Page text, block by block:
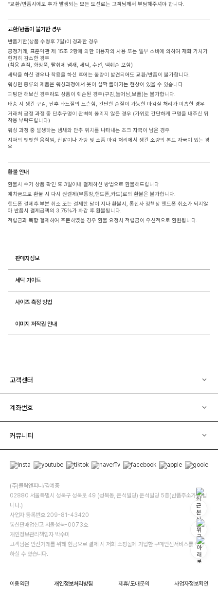
*교환/반품시에도 추가 발생되는 모든 도선료는 고객님께서 부담해주셔야 합니다.
교환/반품이 불가한 경우
반품기한(상품 수령후 7일)이 경과한 경우
공정거래, 표준약관 제 15조 2항에 의한 이용자의 사용 또는 일부 소비에 의하여 재화 가치가
현저히 감소한 경우
(착용 흔적, 화장품, 탈취제 냄새, 세탁, 수선, 택훼손 포함)
세탁을 하신 경우나 착용을 하신 후에는 불량이 발견되어도 교환/반품이 불가합니다.
워싱면 종류의 제품은 워싱과정에서 옷이 살짝 돌아가는 현상이 있을 수 있습니다.
피팅만 해보신 경우라도 상품이 훼손된 경우(구김,늘어남,보풀)는 불가합니다.
배송 시 생긴 구김, 단추 바느질의 느슨함, 간단한 손질이 가능한 마감실 처리가 미흡한 경우
거래처 공정 과정 중 단추구멍이 완벽히 뚫리지 않은 경우 (가위로 간단하게 구멍을 내주신 뒤
착용 부탁드립니다)
워싱 과정 중 발생하는 냄새와 단추 위치를 나타내는 초크 자국이 남은 경우
지퍼의 뻣뻣한 움직임, 신발이나 가방 및 소품 마감 처리에서 생긴 소량의 본드 자국이 있는 경
우
환불 안내
환불시 수거 상품 확인 후 3일이내 결제하신 방법으로 환불해드립니다
예치금으로 환불 시 다시 원결제(무통장,핸드폰,카드)로의 환불은 불가합니다.
핸드폰 결제후 부분 취소 또는 결제한 달이 지나 환불시, 통신사 정책상 핸드폰 취소가 되지않
아 반품시 결제금액의 3.75%가 차감 후 환불됩니다.
적립금과 복합 결제하여 주문하였을 경우 환불 요청시 적립금이 우선적으로 환원됩니다.
판매자정보
세탁 가이드
사이즈 측정 방법
이미지 저작권 안내
고객센터
계좌번호
커뮤니티
(주)클릭앤퍼니/김예중
02880 서울특별시 성북구 성북로 49 (성북동, 운석빌딩) 운석빌딩 5층(반품주소가 아닙
니다.)
사업자 등록번호 209-81-43420
통신판매업신고 서울성북-0073호
개인정보관리책임자 박수미
고객님은 안전거래를 위해 현금으로 결제 시 저희 소핑몰에 가입한 구매안전서비스를 이용
하실 수 있습니다.
이용약관 개인정보처리방침 제휴/도매문의 사업자정보확인